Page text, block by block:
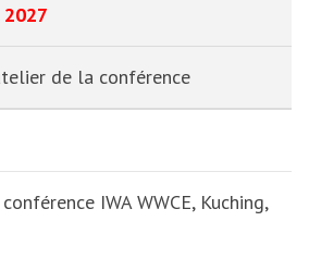
de la conférence
IWA WWCE, Kuching,